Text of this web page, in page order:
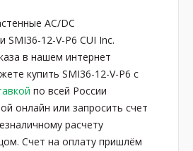
AC/DC
SMI36-12-V-P6 CUI Inc.
в нашем интернет
купить SMI36-12-V-P6 с
по всей России
онлайн или запросить счет
расчету
Счет на оплату пришлём